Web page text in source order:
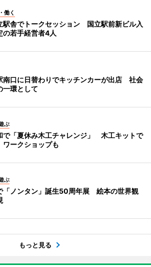
働く
駅舎でトークセッション 国立駅前新ビル入
の若手経営者4人
南口に日替わりでキッチンカーが出店 社会
一環として
ぶ
で「夏休み木工チャレンジ」 木工キットで
ワークショップも
ぶ
「ノンタン」誕生50周年展 絵本の世界観
もっと見る